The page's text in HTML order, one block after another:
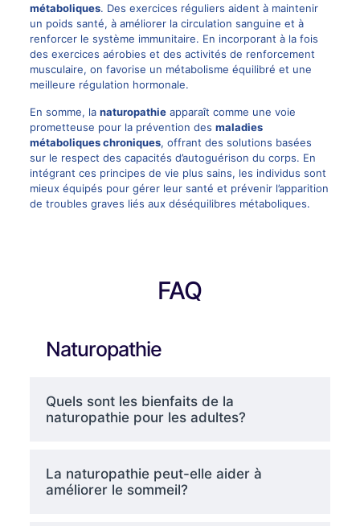
métaboliques. Des exercices réguliers aident à maintenir
un poids santé, à améliorer la circulation sanguine et à
renforcer le système immunitaire. En incorporant à la fois
des exercices aérobies et des activités de renforcement
musculaire, on favorise un métabolisme équilibré et une
meilleure régulation hormonale.
En somme, la naturopathieapparaît comme une voie
prometteuse pour la prévention des maladies
métaboliques chroniques, offrant des solutions basées
sur le respect des capacités d’autoguérison du corps. En
intégrant ces principes de vie plus sains, les individus sont
mieux équipés pour gérer leur santé et prévenir l’apparition
de troubles graves liés aux déséquilibres métaboliques.
FAQ
Naturopathie
Quels sont les bienfaits de la
naturopathie pour les adultes?
La naturopathie peut-elle aider à
améliorer le sommeil?